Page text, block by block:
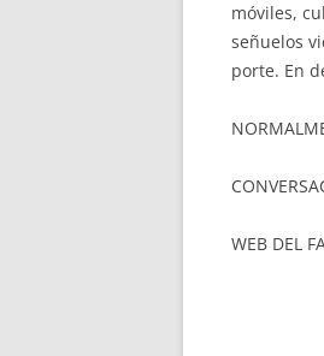
móviles,
señuelos
porte. En
WEB DEL